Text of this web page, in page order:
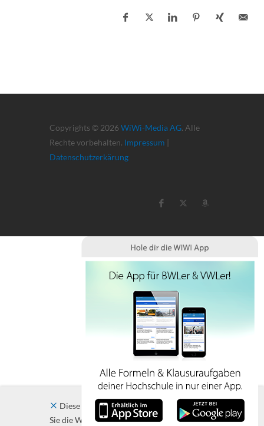
Copyrights © 2026 WiWi-Media AG. Alle
Rechte vorbehalten. Impressum |
Datenschutzerkärung
Diese Website verwendet Cookies. Indem
Sie die Website und ihre Angebote nutzen